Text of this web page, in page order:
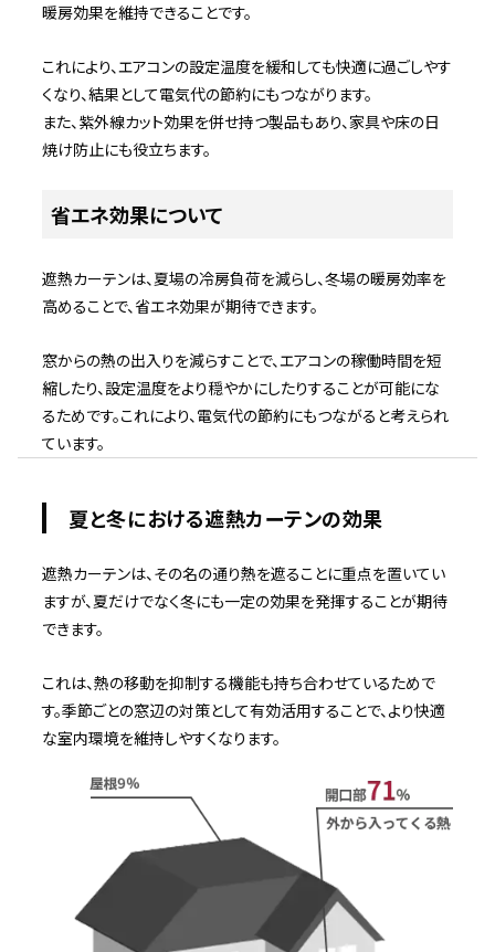
暖房効果を維持できることです。
これにより、エアコンの設定温度を緩和しても快適に過ごしやす
くなり、結果として電気代の節約にもつながります。
また、紫外線カット効果を併せ持つ製品もあり、家具や床の日
焼け防止にも役立ちます。
省エネ効果について
遮熱カーテンは、夏場の冷房負荷を減らし、冬場の暖房効率を
高めることで、省エネ効果が期待できます。
窓からの熱の出入りを減らすことで、エアコンの稼働時間を短
縮したり、設定温度をより穏やかにしたりすることが可能にな
るためです。これにより、電気代の節約にもつながると考えられ
ています。
夏と冬における遮熱カーテンの効果
遮熱カーテンは、その名の通り熱を遮ることに重点を置いてい
ますが、夏だけでなく冬にも一定の効果を発揮することが期待
できます。
これは、熱の移動を抑制する機能も持ち合わせているためで
す。季節ごとの窓辺の対策として有効活用することで、より快適
な室内環境を維持しやすくなります。